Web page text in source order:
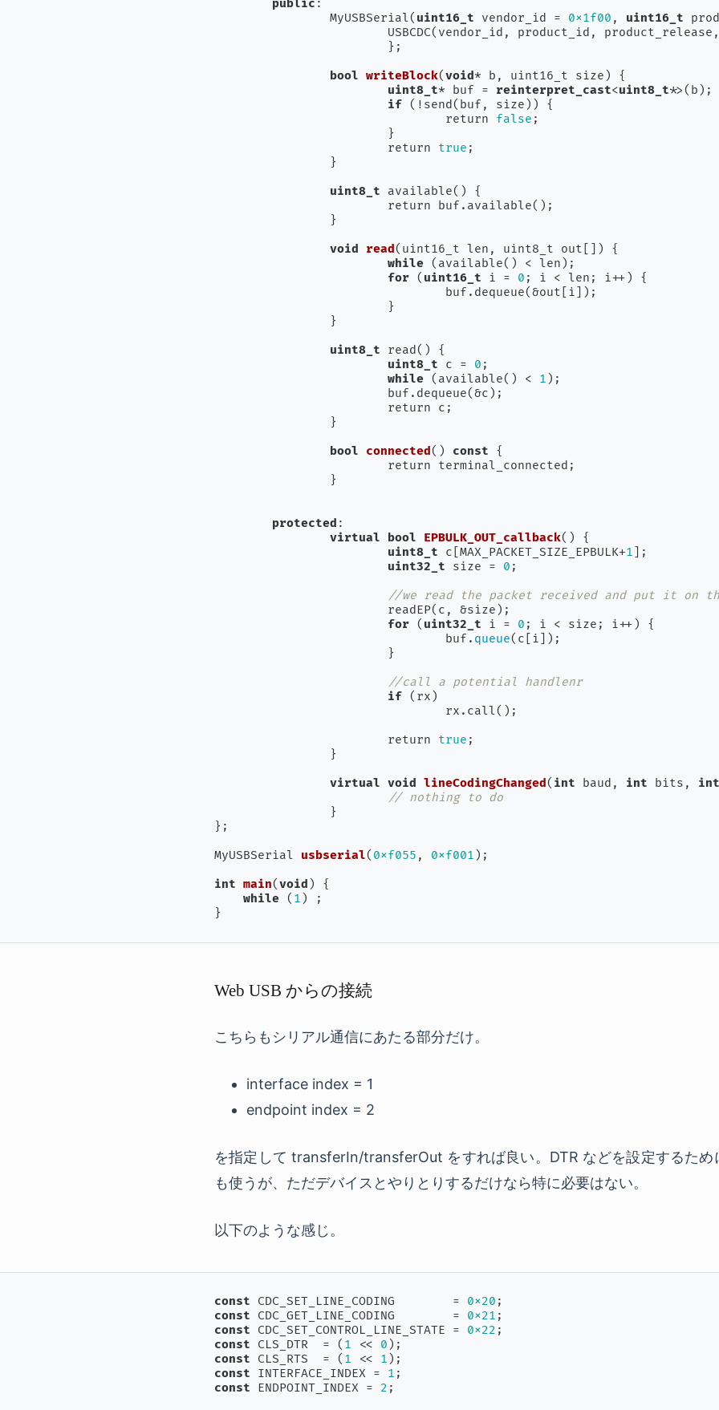
public :
		MyUSBSerial(
uint16_t vendor_id = 0x1f00 , uint16_t
bool writeBlock(void * b, uint16_t size)
{
uint8_t* buf = reinterpret_cast<uint8_t*>(b);
if (!send(buf, size)) {
				return
false ;
			return
true ;
uint8_t available() {
void read(uint16_t len, uint8_t out[])
{
while (available() < len);
for ( uint16_t i = 0 ; i < len; i++) {
uint8_t read() {
uint8_t c = 0 ;
while (available() < 1 );
bool connected() const
{
protected :
virtual
bool EPBULK_OUT_callback()
{
uint8_t c[MAX_PACKET_SIZE_EPBULK+1 ];
uint32_t size = 0 ;
//we read the packet received and put it on
for ( uint32_t i = 0 ; i < size; i++) {
				buf.
queue(c[i]);
//call a potential handlenr
if (rx)
			return
true ;
virtual void lineCodingChanged( int baud, int bits, int
// nothing to do
};
MyUSBSerial usbserial( 0xf055 , 0xf001 ) ;
int main(void )
{
while ( 1 ) ;
}
Web USB からの接続
こちらもシリアル通信にあたる部分だけ。
interface index = 1
endpoint index = 2
を指定して transferIn/transferOut をすれば良い。DTR などを設定するた
も使うが、ただデバイスとやりとりするだけなら特に必要はない。
以下のような感じ。
const CDC_SET_LINE_CODING        = 0x20
const CDC_GET_LINE_CODING        = 0x21
const CDC_SET_CONTROL_LINE_STATE = 0x22
const CLS_DTR  = ( 1 << 0
const CLS_RTS  = ( 1 << 1
const INTERFACE_INDEX = 1
const ENDPOINT_INDEX = 2 ;